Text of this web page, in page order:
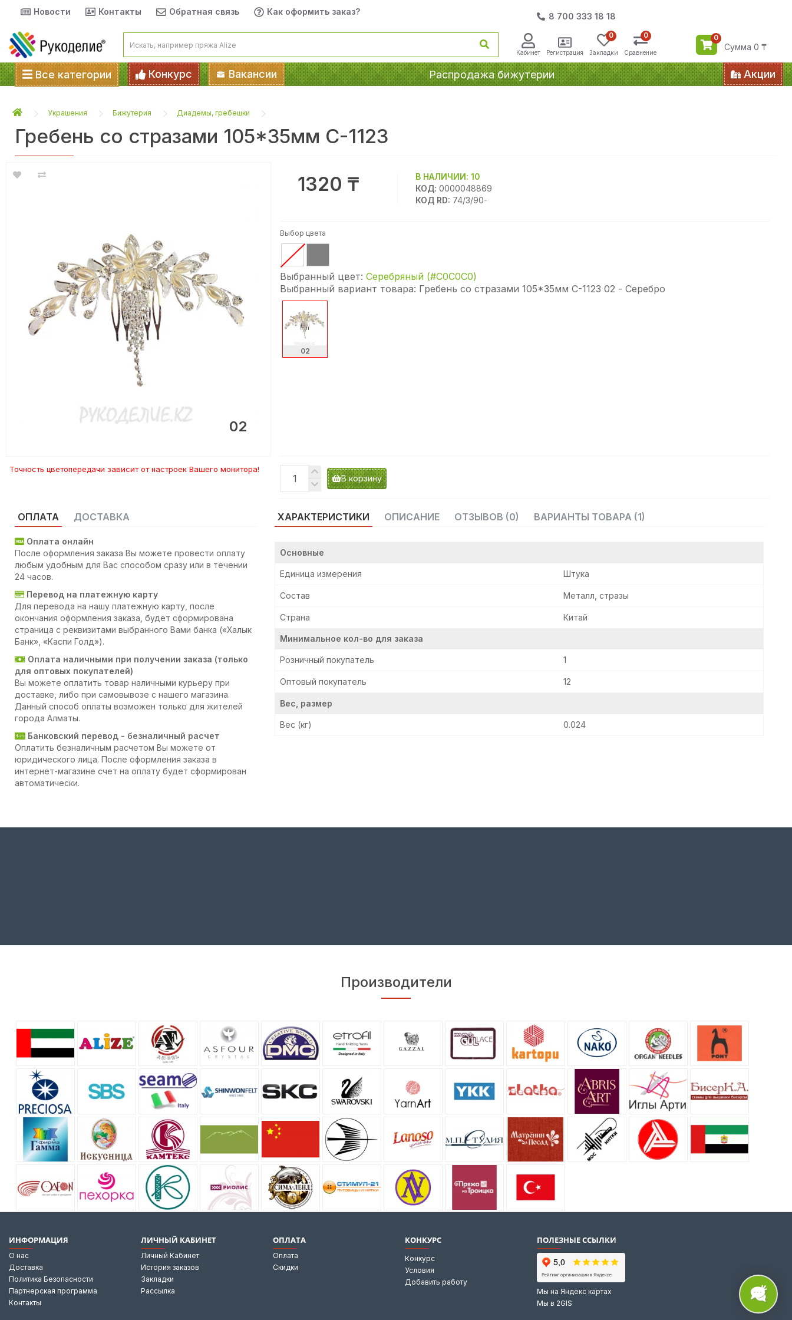
Новости Контакты Обратная связь Как оформить заказ? 8 700 333 18 18
Кабинет Регистрация Закладки
0
Сравнение
0 0
Сумма 0 ₸
Все категории Конкурс Вакансии Распродажа бижутерии Акции
Украшения Бижутерия Диадемы, гребешки
Гребень со стразами 105*35мм С-1123
02
Точность цветопередачи зависит от настроек Вашего монитора!
ОПЛАТА ДОСТАВКА
Оплата онлайн
После оформления заказа Вы можете провести оплату
любым удобным для Вас способом сразу или в течении
24 часов.
Перевод на платежную карту
Для перевода на нашу платежную карту, после
окончания оформления заказа, будет сформирована
страница с реквизитами выбранного Вами банка («Халык
Банк», «Каспи Голд»).
Оплата наличными при получении заказа (только
для оптовых покупателей)
Вы можете оплатить товар наличными курьеру при
доставке, либо при самовывозе с нашего магазина.
Данный способ оплаты возможен только для жителей
города Алматы.
Банковский перевод - безналичный расчет
Оплатить безналичным расчетом Вы можете от
юридического лица. После оформления заказа в
интернет-магазине счет на оплату будет сформирован
автоматически.
ХАРАКТЕРИСТИКИ ОПИСАНИЕ ОТЗЫВОВ (0) ВАРИАНТЫ ТОВАРА (1)
Основные
Единица измерения Штука
Состав Металл, стразы
Страна Китай
Минимальное кол-во для заказа
Розничный покупатель 1
Оптовый покупатель 12
Вес, размер
Вес (кг) 0.024
1320 ₸ В НАЛИЧИИ:10
КОД: 0000048869
КОД RD: 74/3/90-
Выбор цвета
Выбранный цвет:Серебряный (#C0C0C0)
Выбранный вариант товара: Гребень со стразами 105*35мм С-1123 02 - Серебро
02
В корзину
Производители
ИНФОРМАЦИЯ
О нас
Доставка
Политика Безопасности
Партнерская программа
Контакты
ЛИЧНЫЙ КАБИНЕТ
Личный Кабинет
История заказов
Закладки
Рассылка
ОПЛАТА
Оплата
Скидки
КОНКУРС
Конкурс
Условия
Добавить работу
ПОЛЕЗНЫЕ ССЫЛКИ
Мы на Яндекс картах
Мы в 2GIS